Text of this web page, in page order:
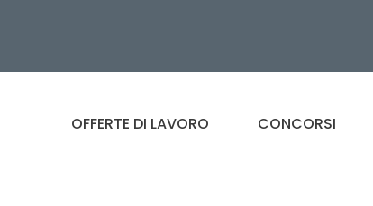
OFFERTE DI LAVORO CONCORSI